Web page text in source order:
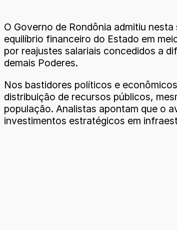
O Governo de Rondônia admitiu
equilíbrio financeiro do Estado em
por reajustes salariais concedidos a
demais Poderes.
Nos bastidores políticos e
distribuição de recursos públicos,
população. Analistas apontam que o
investimentos estratégicos em